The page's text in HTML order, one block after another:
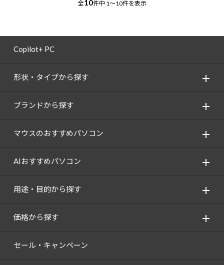
全10件中 1～10件を表示
Copilot+ PC
形状・タイプから探す
ブランドから探す
マウスのおすすめパソコン
AIおすすめパソコン
用途・目的から探す
価格から探す
セール・キャンペーン